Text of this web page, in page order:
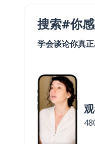
搜索#你
学会谈论你真